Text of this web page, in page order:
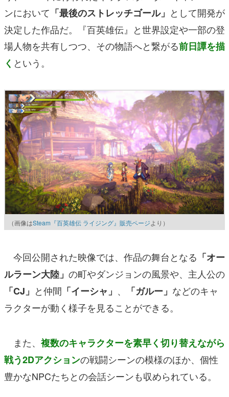
ンにおいて 「最後のストレッチゴール」 として開発が
決定した作品だ。『百英雄伝』と世界設定や一部の登
場人物を共有しつつ、その物語へと繋がる前日譚を描
く という。
（画像はSteam『百英雄伝 ライジング』販売ページより）
今回公開された映像では、作品の舞台となる 「オー
ルラーン大陸」 の町やダンジョンの風景や、主人公の
「CJ」 と仲間 「イーシャ」 、 「ガルー」 などのキャ
ラクターが動く様子を見ることができる。
また、 複数のキャラクターを素早く切り替えながら
戦う2Dアクションの戦闘シーンの模様のほか、個性
豊かなNPCたちとの会話シーンも収められている。